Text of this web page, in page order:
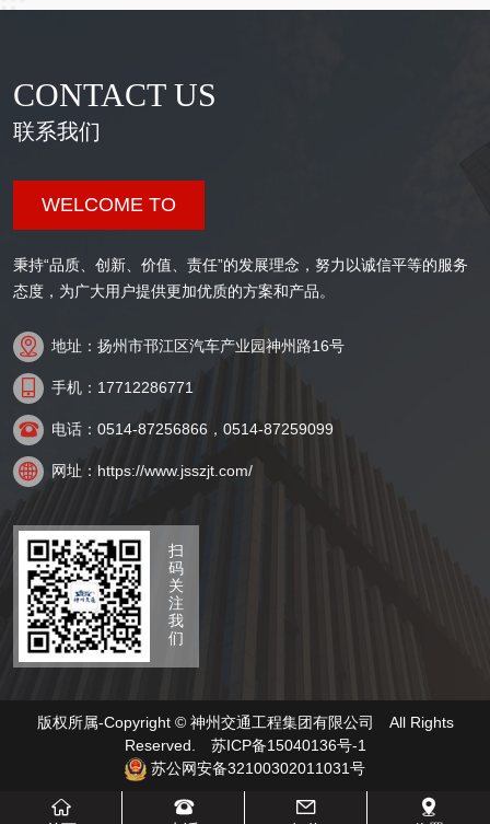
CONTACT US
联系我们
WELCOME TO
秉持“品质、创新、价值、责任”的发展理念，努力以诚信平等的服务
态度，为广大用户提供更加优质的方案和产品。
 地址：扬州市邗江区汽车产业园神州路16号
 手机：17712286771
 电话：0514-87256866，0514-87259099
 网址：https://www.jsszjt.com/
扫
码
关
注
我
们
版权所属-Copyright © 神州交通工程集团有限公司 All Rights
Reserved. 苏ICP备15040136号-1
苏公网安备32100302011031号
   